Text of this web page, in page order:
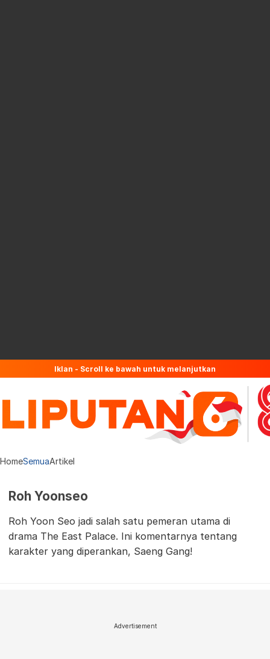
Iklan - Scroll ke bawah untuk melanjutkan
HomeSemuaArtikel
Roh Yoonseo
Roh Yoon Seo jadi salah satu pemeran utama di
drama The East Palace. Ini komentarnya tentang
karakter yang diperankan, Saeng Gang!
Advertisement